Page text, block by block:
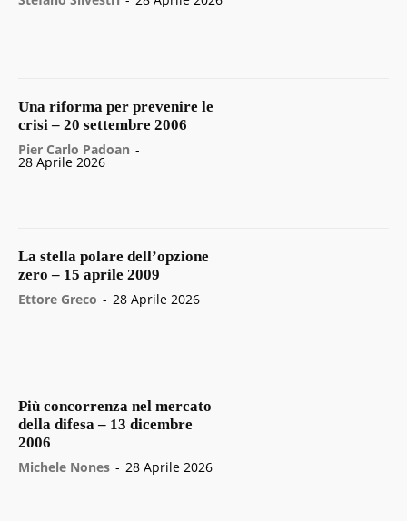
Una riforma per prevenire le
crisi – 20 settembre 2006
Pier Carlo Padoan -
28 Aprile 2026
La stella polare dell’opzione
zero – 15 aprile 2009
Ettore Greco - 28 Aprile 2026
Più concorrenza nel mercato
della difesa – 13 dicembre
2006
Michele Nones - 28 Aprile 2026